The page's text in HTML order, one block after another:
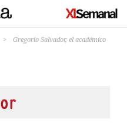
>
Gregorio Salvador, el académico